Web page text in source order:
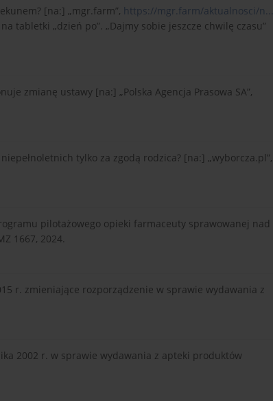
[na:] „mgr.farm”, https://mgr.farm/aktualnosci/n...
tabletki „dzień po”. „Dajmy sobie jeszcze chwilę czasu”
zmianę ustawy [na:] „Polska Agencja Prasowa SA”,
tylko za zgodą rodzica? [na:] „wyborcza.pl”,
pilotażowego opieki farmaceuty sprawowanej nad
1667, 2024.
r. zmieniające rozporządzenie w sprawie wydawania z
2002 r. w sprawie wydawania z apteki produktów